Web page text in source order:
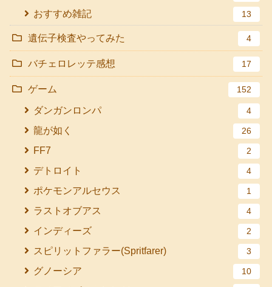
おすすめ雑記 13
遺伝子検査やってみた 4
バチェロレッテ感想 17
ゲーム 152
ダンガンロンパ 4
龍が如く 26
FF7 2
デトロイト 4
ポケモンアルセウス 1
ラストオブアス 4
インディーズ 2
スピリットファラー(Spritfarer) 3
グノーシア 10